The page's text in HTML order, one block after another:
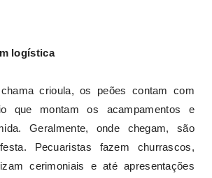
logística
crioula, os peões contam com
que montam os acampamentos e
Geralmente, onde chegam, são
Pecuaristas fazem churrascos,
cerimoniais e até apresentações